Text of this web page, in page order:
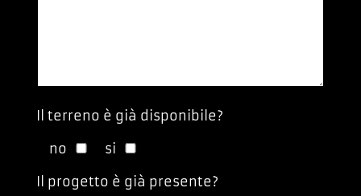
Il terreno è già disponibile?
no si
Il progetto è già presente?